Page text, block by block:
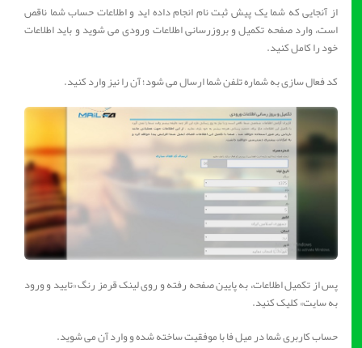
از آنجایی که شما یک پیش ثبت نام انجام داده اید و اطلاعات حساب شما ناقص
است، وارد صفحه تکمیل و بروزرسانی اطلاعات ورودی می شوید و باید اطلاعات
خود را کامل کنید.
کد فعال سازی به شماره تلفن شما ارسال می شود؛ آن را نیز وارد کنید.
پس از تکمیل اطلاعات، به پایین صفحه رفته و روی لینک قرمز رنگ «تایید و ورود
به سایت» کلیک کنید.
حساب کاربری شما در میل فا با موفقیت ساخته شده و وارد آن می شوید.